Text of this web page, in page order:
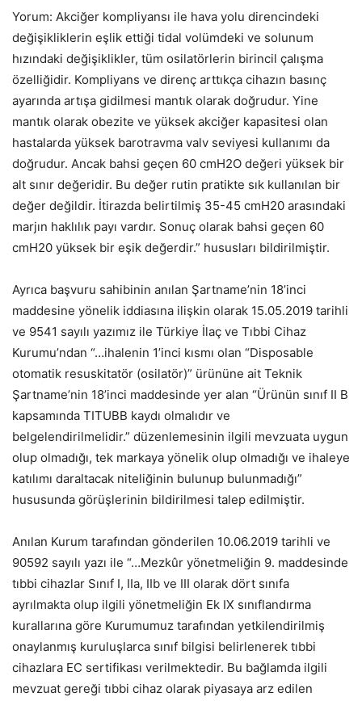
Yorum: Akciğer kompliyansı ile hava yolu direncindeki
değişikliklerin eşlik ettiği tidal volümdeki ve solunum
hızındaki değişiklikler, tüm osilatörlerin birincil çalışma
özelliğidir. Kompliyans ve direnç arttıkça cihazın basınç
ayarında artışa gidilmesi mantık olarak doğrudur. Yine
mantık olarak obezite ve yüksek akciğer kapasitesi olan
hastalarda yüksek barotravma valv seviyesi kullanımı da
doğrudur. Ancak bahsi geçen 60 cmH2O değeri yüksek bir
alt sınır değeridir. Bu değer rutin pratikte sık kullanılan bir
değer değildir. İtirazda belirtilmiş 35-45 cmH20 arasındaki
marjın haklılık payı vardır. Sonuç olarak bahsi geçen 60
cmH20 yüksek bir eşik değerdir.” hususları bildirilmiştir.
Ayrıca başvuru sahibinin anılan Şartname’nin 18’inci
maddesine yönelik iddiasına ilişkin olarak 15.05.2019 tarihli
ve 9541 sayılı yazımız ile Türkiye İlaç ve Tıbbi Cihaz
Kurumu’ndan “…ihalenin 1’inci kısmı olan “Disposable
otomatik resuskitatör (osilatör)” ürününe ait Teknik
Şartname’nin 18’inci maddesinde yer alan “Ürünün sınıf II B
kapsamında TITUBB kaydı olmalıdır ve
belgelendirilmelidir.” düzenlemesinin ilgili mevzuata uygun
olup olmadığı, tek markaya yönelik olup olmadığı ve ihaleye
katılımı daraltacak niteliğinin bulunup bulunmadığı”
hususunda görüşlerinin bildirilmesi talep edilmiştir.
Anılan Kurum tarafından gönderilen 10.06.2019 tarihli ve
90592 sayılı yazı ile “…Mezkûr yönetmeliğin 9. maddesinde
tıbbi cihazlar Sınıf I, IIa, IIb ve III olarak dört sınıfa
ayrılmakta olup ilgili yönetmeliğin Ek IX sınıflandırma
kurallarına göre Kurumumuz tarafından yetkilendirilmiş
onaylanmış kuruluşlarca sınıf bilgisi belirlenerek tıbbi
cihazlara EC sertifikası verilmektedir. Bu bağlamda ilgili
mevzuat gereği tıbbi cihaz olarak piyasaya arz edilen